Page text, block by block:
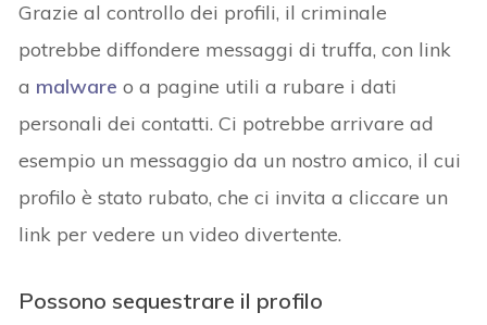
Grazie al controllo dei profili, il criminale
potrebbe diffondere messaggi di truffa, con link
a malware o a pagine utili a rubare i dati
personali dei contatti. Ci potrebbe arrivare ad
esempio un messaggio da un nostro amico, il cui
profilo è stato rubato, che ci invita a cliccare un
link per vedere un video divertente.
Possono sequestrare il profilo